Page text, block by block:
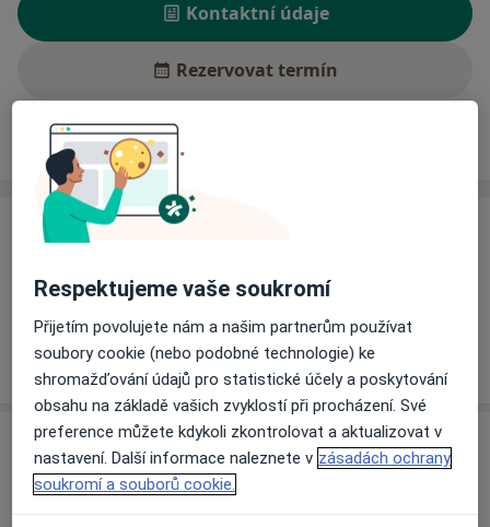
Kontaktní údaje
Rezervovat termín
Ceník Adresy
Ceník
Informace o službách a cenách nejsou k dispozici
Tento specialista ještě nepřidával žádné informace o
svých službách.
Adresa
Nemocnice Nymburk
Respektujeme vaše soukromí
Přijetím povolujete nám a našim partnerům používat
soubory cookie (nebo podobné technologie) ke
shromažďování údajů pro statistické účely a poskytování
obsahu na základě vašich zvyklostí při procházení. Své
preference můžete kdykoli zkontrolovat a aktualizovat v
nastavení. Další informace naleznete v zásadách ochrany
soukromí a souborů cookie.